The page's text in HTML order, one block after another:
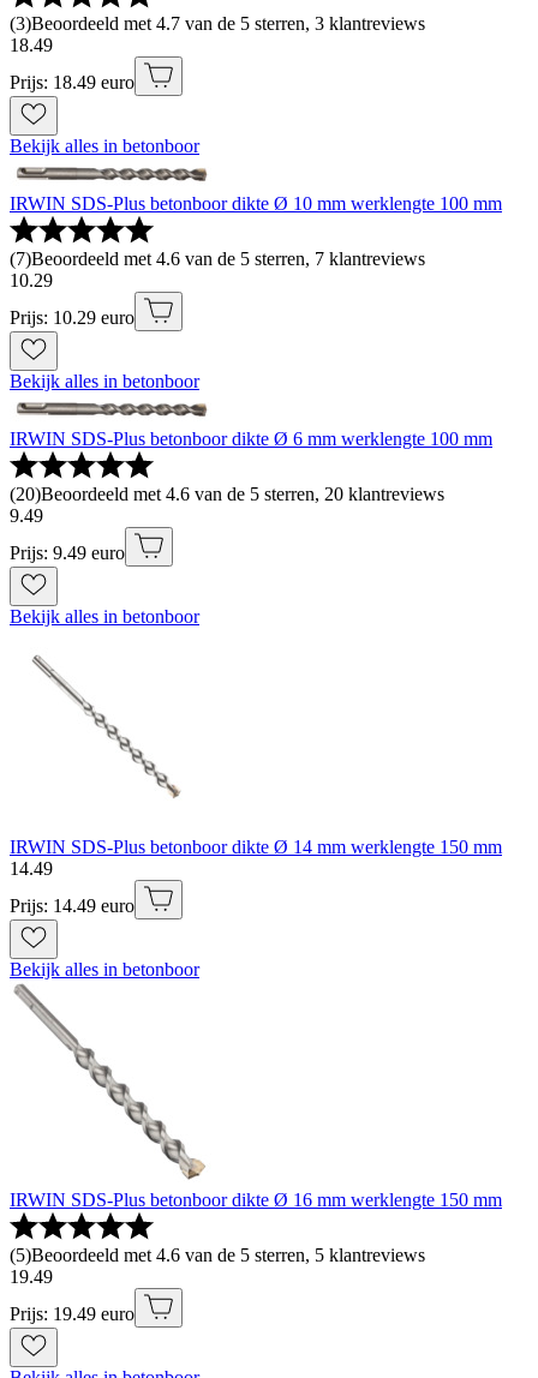
(3)Beoordeeld met 4.7 van de 5 sterren, 3 klantreviews
18.49
Prijs: 18.49 euro
Bekijk alles in betonboor
IRWIN SDS-Plus betonboor dikte Ø 10 mm werklengte 100 mm
(7)Beoordeeld met 4.6 van de 5 sterren, 7 klantreviews
10.29
Prijs: 10.29 euro
Bekijk alles in betonboor
IRWIN SDS-Plus betonboor dikte Ø 6 mm werklengte 100 mm
(20)Beoordeeld met 4.6 van de 5 sterren, 20 klantreviews
9.49
Prijs: 9.49 euro
Bekijk alles in betonboor
IRWIN SDS-Plus betonboor dikte Ø 14 mm werklengte 150 mm
14.49
Prijs: 14.49 euro
Bekijk alles in betonboor
IRWIN SDS-Plus betonboor dikte Ø 16 mm werklengte 150 mm
(5)Beoordeeld met 4.6 van de 5 sterren, 5 klantreviews
19.49
Prijs: 19.49 euro